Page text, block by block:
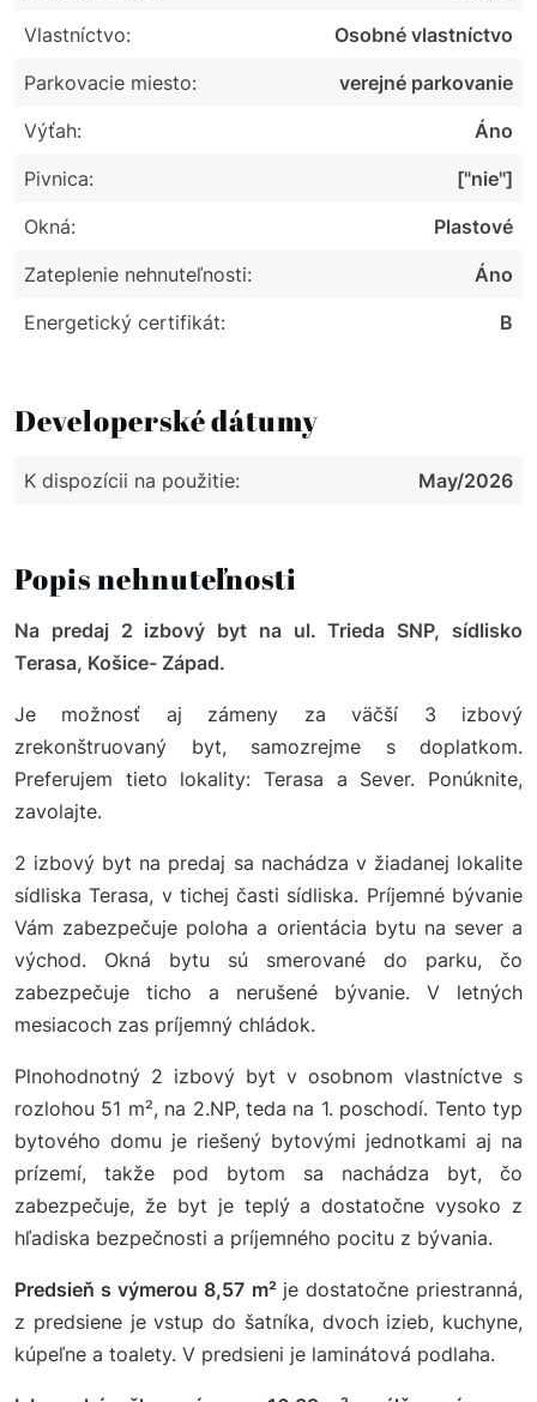
Vlastníctvo:
Osobné vlastníctvo
Parkovacie miesto:
verejné parkovanie
Výťah:
Áno
Pivnica:
["nie"]
Okná:
Plastové
Zateplenie nehnuteľnosti:
Áno
Energetický certifikát:
B
Developerské dátumy
K dispozícii na použitie: May/2026
Popis nehnuteľnosti
Na predaj 2 izbový byt na ul. Trieda SNP, sídlisko
Terasa, Košice- Západ.
Je možnosť aj zámeny za väčší 3 izbový
zrekonštruovaný byt, samozrejme s doplatkom.
Preferujem tieto lokality: Terasa a Sever. Ponúknite,
zavolajte.
2 izbový byt na predaj sa nachádza v žiadanej lokalite
sídliska Terasa, v tichej časti sídliska. Príjemné bývanie
Vám zabezpečuje poloha a orientácia bytu na sever a
východ. Okná bytu sú smerované do parku, čo
zabezpečuje ticho a nerušené bývanie. V letných
mesiacoch zas príjemný chládok.
Plnohodnotný 2 izbový byt v osobnom vlastníctve s
rozlohou 51 m², na 2.NP, teda na 1. poschodí. Tento typ
bytového domu je riešený bytovými jednotkami aj na
prízemí, takže pod bytom sa nachádza byt, čo
zabezpečuje, že byt je teplý a dostatočne vysoko z
hľadiska bezpečnosti a príjemného pocitu z bývania.
Predsieň s výmerou 8,57 m² je dostatočne priestranná,
z predsiene je vstup do šatníka, dvoch izieb, kuchyne,
kúpeľne a toalety. V predsieni je laminátová podlaha.